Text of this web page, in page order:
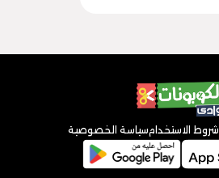
شروط الاستخدامسياسة الخصوصية